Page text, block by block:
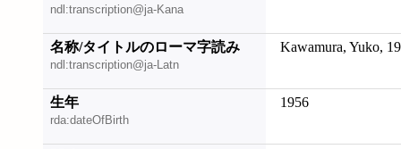
ndl:transcription@ja-Kana
名称/タイトルのローマ字読み
ndl:transcription@ja-Latn
Kawamura, Yuko,
生年
rda:dateOfBirth
1956